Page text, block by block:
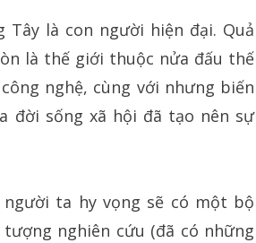
là con người hiện đại. Quả
là thế giới thuộc nửa đấu thế
nghệ, cùng với nhưng biến
đời sống xã hội đã tạo nên sự
ta hy vọng sẽ có một bộ
nghiên cứu (đã có những